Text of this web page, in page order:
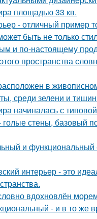
площадью 33 кв.
- отличный пример
быть не только
и по-настоящему
пространства
в
среди зелени и
начиналась с
голые стены, базовый
и функциональный
интерьер - это
вдохновлён
- и в то же